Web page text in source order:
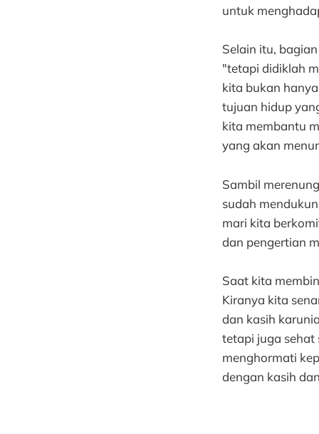
untuk
Selain itu,
"tetapi didiklah
kita bukan
tujuan hidup
kita membantu
yang akan
Sambil
sudah
mari kita
dan pengertian
Saat kita
Kiranya kita
dan kasih
tetapi juga sehat
menghormati
dengan kasih